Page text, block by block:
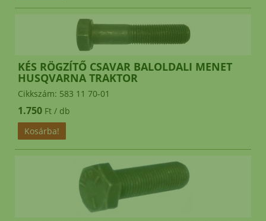
KÉS RÖGZÍTŐ CSAVAR BALOLDALI MENET
HUSQVARNA TRAKTOR
Cikkszám: 583 11 70-01
1.750 Ft / db